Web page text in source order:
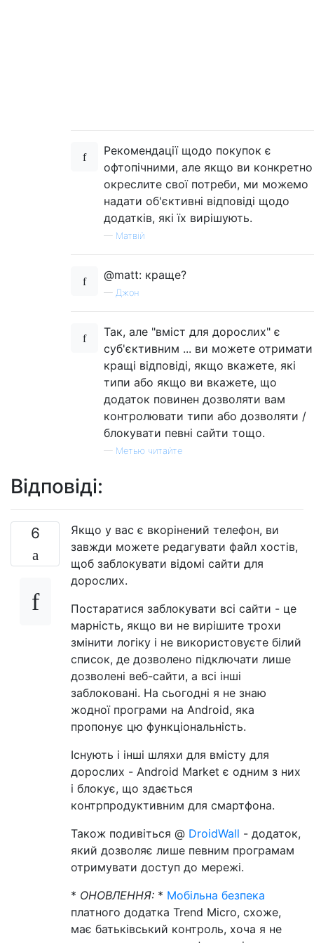
Рекомендації щодо покупок є
офтопічними, але якщо ви конкретно
окреслите свої потреби, ми можемо
надати об'єктивні відповіді щодо
додатків, які їх вирішують.
— Матвій
@matt: краще?
— Джон
Так, але "вміст для дорослих" є
суб'єктивним ... ви можете отримати
кращі відповіді, якщо вкажете, які
типи або якщо ви вкажете, що
додаток повинен дозволяти вам
контролювати типи або дозволяти /
блокувати певні сайти тощо.
— Метью читайте
Відповіді:
6
Якщо у вас є вкорінений телефон, ви
завжди можете редагувати файл хостів,
щоб заблокувати відомі сайти для
дорослих.
Постаратися заблокувати всі сайти - це
марність, якщо ви не вирішите трохи
змінити логіку і не використовуєте білий
список, де дозволено підключати лише
дозволені веб-сайти, а всі інші
заблоковані. На сьогодні я не знаю
жодної програми на Android, яка
пропонує цю функціональність.
Існують і інші шляхи для вмісту для
дорослих - Android Market є одним з них
і блокує, що здається
контрпродуктивним для смартфона.
Також подивіться @ DroidWall - додаток,
який дозволяє лише певним програмам
отримувати доступ до мережі.
* ОНОВЛЕННЯ: * Мобільна безпека
платного додатка Trend Micro, схоже,
має батьківський контроль, хоча я не